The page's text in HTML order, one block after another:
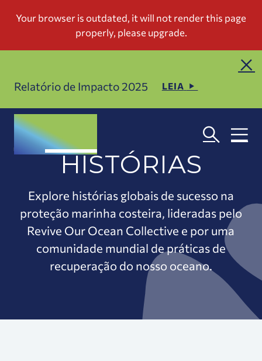
Relatório de Impacto 2025 LEIA
HISTÓRIAS
Explore histórias globais de sucesso na
proteção marinha costeira, lideradas pelo
Revive Our Ocean Collective e por uma
comunidade mundial de práticas de
recuperação do nosso oceano.